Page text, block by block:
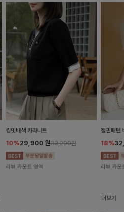
킹밋배색 카라니트
10%29,900 원33,200원
리뷰 카운트 영역
캘핀패턴
18%
리뷰 카운
더보기